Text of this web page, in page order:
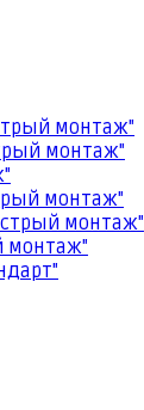
монтаж"
монтаж"
монтаж"
монтаж"
монтаж"